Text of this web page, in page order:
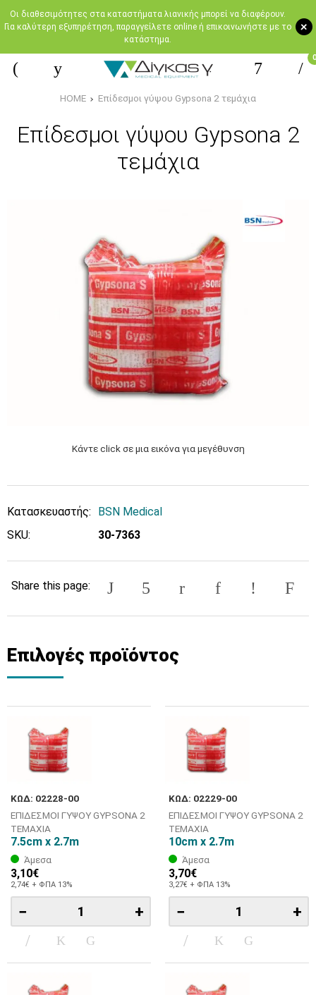
+
Oι διαθεσιμότητες στα καταστήματα λιανικής μπορεί να διαφέρουν.
Για καλύτερη εξυπηρέτηση, παραγγείλετε online ή επικοινωνήστε με το
κατάστημα.
0
HOME Επίδεσμοι γύψου Gypsona 2 τεμάχια
Επίδεσμοι γύψου Gypsona 2
τεμάχια
Κάντε click σε μια εικόνα για μεγέθυνση
Κατασκευαστής:
BSN Medical
SKU:
30-7363
Share this page:
Επιλογές προϊόντος
ΚΩΔ: 02228-00
ΕΠΙΔΕΣΜΟΙ ΓΥΨΟΥ GYPSONA 2
ΤΕΜΑΧΙΑ
7.5cm x 2.7m
Άμεσα
3,10€
2,74€ + ΦΠΑ 13%
− +
ΚΩΔ: 02229-00
ΕΠΙΔΕΣΜΟΙ ΓΥΨΟΥ GYPSONA 2
ΤΕΜΑΧΙΑ
10cm x 2.7m
Άμεσα
3,70€
3,27€ + ΦΠΑ 13%
− +